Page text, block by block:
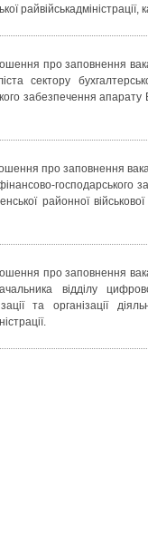
райвійськадміністрації,
про заповнення
сектору
забезпечення апарату
про заповнення
господарського
районної військової
про заповнення
відділу
та організації